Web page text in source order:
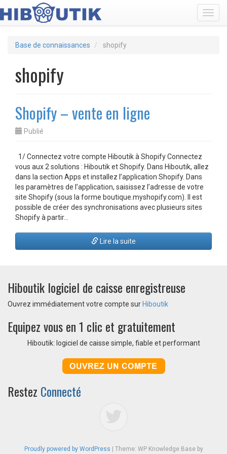
Base de connaissances shopify
shopify
Shopify – vente en ligne
Publié
1/ Connectez votre compte Hiboutik à Shopify Connectez
vous aux 2 solutions : Hiboutik et Shopify. Dans Hiboutik, allez
dans la section Apps et installez l’application Shopify. Dans
les paramètres de l’application, saisissez l’adresse de votre
site Shopify (sous la forme boutique.myshopify.com). Il est
possible de créer des synchronisations avec plusieurs sites
Shopify à partir…
Lire la suite
Hiboutik logiciel de caisse enregistreuse
Ouvrez immédiatement votre compte sur Hiboutik
Equipez vous en 1 clic et gratuitement
Hiboutik: logiciel de caisse simple, fiable et performant
Restez Connecté
Proudly powered by WordPress Theme: WP Knowledge Base by